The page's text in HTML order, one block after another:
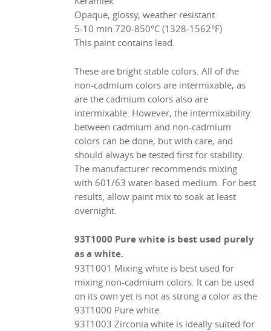
Opaque, glossy, weather resistant
5-10 min 720-850°C (1328-1562°F)
This paint contains lead.
These are bright stable colors. All of the
non-cadmium colors are intermixable, as
are the cadmium colors also are
intermixable. However, the intermixability
between cadmium and non-cadmium
colors can be done, but with care, and
should always be tested first for stability.
The manufacturer recommends mixing
with 601/63 water-based medium. For best
results, allow paint mix to soak at least
overnight.
93T1000 Pure white is best used purely
as a white.
93T1001 Mixing white is best used for
mixing non-cadmium colors. It can be used
on its own yet is not as strong a color as the
93T1000 Pure white.
93T1003 Zirconia white is ideally suited for